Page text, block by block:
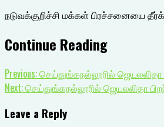
நடுவக்குறிச்சி மக்கள் பிரச்சனையை
Continue Reading
Previous:செய்துங்கநல்லூரில் ஜெயலலிதா
Next:செய்துங்கநல்லூரில் ஜெயலலிதா
Leave a Reply